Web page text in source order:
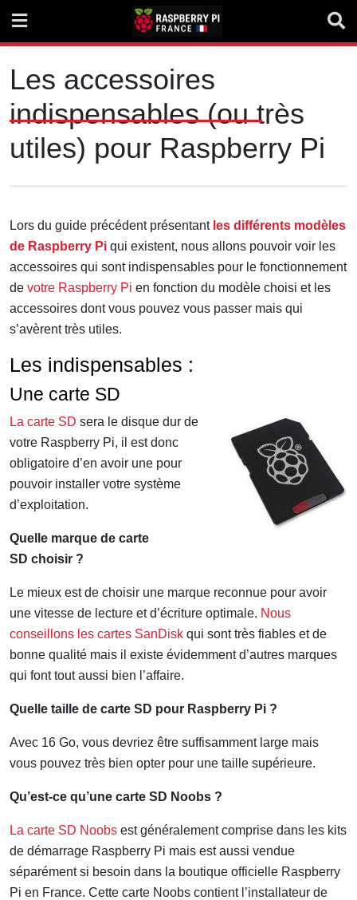
content
Les accessoires
indispensables (ou très
utiles) pour Raspberry Pi
Lors du guide précédent présentant les différents modèles
de Raspberry Pi qui existent, nous allons pouvoir voir les
accessoires qui sont indispensables pour le fonctionnement
de votre Raspberry Pi en fonction du modèle choisi et les
accessoires dont vous pouvez vous passer mais qui
s’avèrent très utiles.
Les indispensables :
Une carte SD
La carte SD sera le disque dur de
votre Raspberry Pi, il est donc
obligatoire d’en avoir une pour
pouvoir installer votre système
d’exploitation.
Quelle marque de carte
SD choisir ?
Le mieux est de choisir une marque reconnue pour avoir
une vitesse de lecture et d’écriture optimale. Nous
conseillons les cartes SanDisk qui sont très fiables et de
bonne qualité mais il existe évidemment d’autres marques
qui font tout aussi bien l’affaire.
Quelle taille de carte SD pour Raspberry Pi ?
Avec 16 Go, vous devriez être suffisamment large mais
vous pouvez très bien opter pour une taille supérieure.
Qu’est-ce qu’une carte SD Noobs ?
La carte SD Noobs est généralement comprise dans les kits
de démarrage Raspberry Pi mais est aussi vendue
séparément si besoin dans la boutique officielle Raspberry
Pi en France. Cette carte Noobs contient l’installateur de